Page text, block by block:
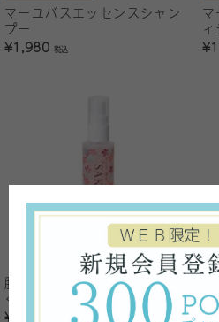
マーユバスエッセンスシャン
プー
¥1,980税込
肌馬油ローションさくら（さ
くらの香り）
¥990